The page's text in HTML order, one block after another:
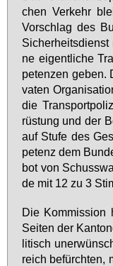
chen Ver­kehr
Vor­schlag des
ne ei­gent­li­che
pe­ten­zen ge­ben.
va­ten
die
rüs­tung und der
auf Stu­fe des
pe­tenz dem
bot von
de mit 12 zu 3
Die Kom­mis­si­on
Sei­ten der
li­tisch
reich be­fürch­ten,